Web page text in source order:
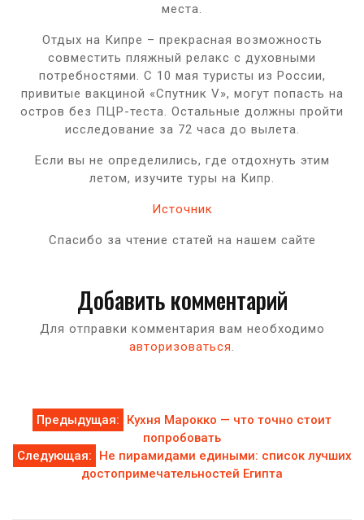
места.
Отдых на Кипре – прекрасная возможность
совместить пляжный релакс с духовными
потребностями. С 10 мая туристы из России,
привитые вакциной «Спутник V», могут попасть на
остров без ПЦР-теста. Остальные должны пройти
исследование за 72 часа до вылета.
Если вы не определились, где отдохнуть этим
летом, изучите туры на Кипр.
Источник
Спасибо за чтение статей на нашем сайте
Добавить комментарий
Для отправки комментария вам необходимо
авторизоваться.
Навигация
по
записям
Предыдущая:
Кухня Марокко — что точно стоит
попробовать
Следующая:
Не пирамидами едиными: список лучших
достопримечательностей Египта